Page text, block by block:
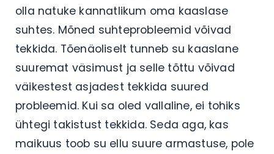
olla natuke kannatlikum oma kaaslase
suhtes. Mõned suhteprobleemid võivad
tekkida. Tõenäoliselt tunneb su kaaslane
suuremat väsimust ja selle tõttu võivad
väikestest asjadest tekkida suured
probleemid. Kui sa oled vallaline, ei tohiks
ühtegi takistust tekkida. Seda aga, kas
maikuus toob su ellu suure armastuse, pole